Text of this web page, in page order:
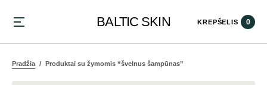
BALTIC SKIN KREPŠELIS 0
Pradžia Produktai su žymomis “švelnus šampūnas”